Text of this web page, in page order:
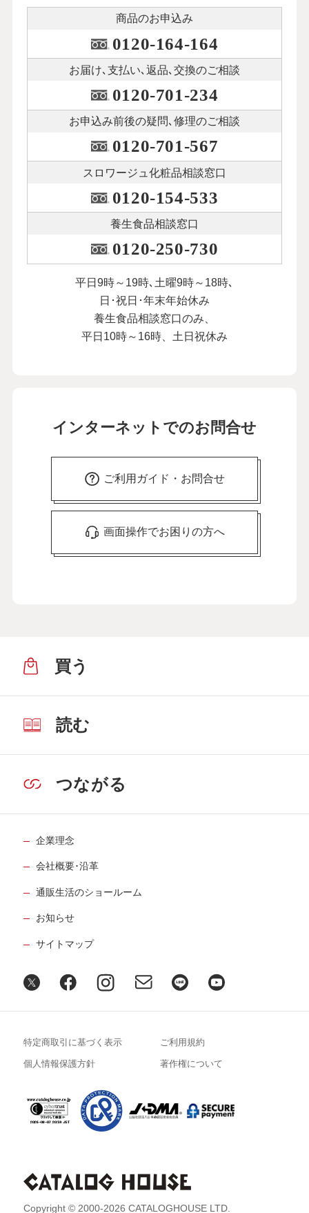
商品のお申込み
0120-164-164
お届け､支払い､ 返品､交換のご相談
0120-701-234
お申込み前後の疑問､修理のご相談
0120-701-567
スロワージュ化粧品相談窓口
0120-154-533
養生食品相談窓口
0120-250-730
平日9時～19時､土曜9時～18時､
日･祝日･年末年始休み
養生食品相談窓口のみ、
平日10時～16時、土日祝休み
インターネットでのお問合せ
ご利用ガイド・お問合せ
画面操作でお困りの方へ
買う
読む
つながる
企業理念
会社概要･沿革
通販生活のショールーム
お知らせ
サイトマップ
Copyright © 2000-2026 CATALOGHOUSE LTD.
特定商取引に基づく表示 ご利用規約
個人情報保護方針 著作権について